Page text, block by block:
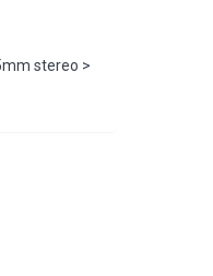
stereo >